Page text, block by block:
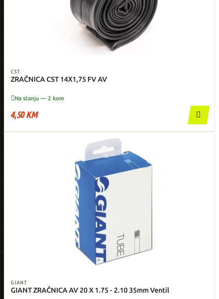
CST
ZRAČNICA CST 14X1,75 FV AV
Na stanju — 2 kom
4,50 KM 
GIANT
GIANT ZRAČNICA AV 20 X 1.75 - 2.10 35mm Ventil